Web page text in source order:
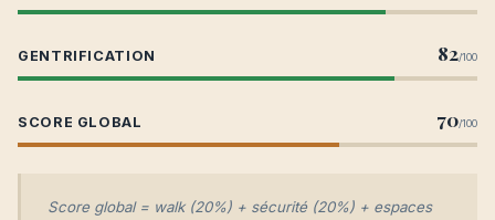
GENTRIFICATION 82/100
SCORE GLOBAL 70/100
Score global = walk (20%) + sécurité (20%) + espaces